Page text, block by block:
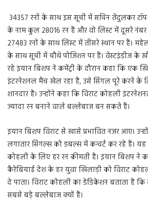
34357 रनों के साथ इस सूची में सचिन तेंदुलकर
के नाम कुल 28016 रन हैं और वो लिस्ट में दूसरे नंबर
27483 रनों के साथ लिस्ट में तीसरे स्थान पर हैं।
के साथ सूची में चौथे पोजिशन पर हैं। वेस्टइंडीज के
रहे इयान बिशप ने कमेंट्री के दौरान कहा कि एक
इंटरनेशनल मैच खेल रहा है, उसे सिंगल पूरे करने के
शानदार है। उन्होंने कहा कि विराट कोहली
ज्यादा रन बनाने वाले बल्लेबाज बन सकते हैं।
इयान बिशप विराट से खासे प्रभावित नजर आए।
लगातार सिंगल्स को डबल्स में कन्वर्ट कर रहे हैं। यह
कोहली के लिए हर रन कीमती है। इयान बिशप ने
कैरेबियाई देश के हर युवा खिलाड़ी को विराट
दे पाता। विराट कोहली का डेडिकेशन बताता है
सबसे बड़े बल्लेबाज क्यों हैं।